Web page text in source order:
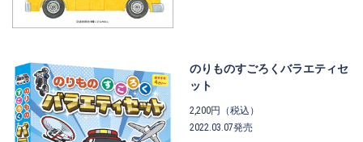
のりものすごろくバラエティセ
ット
2,200円（税込）
2022.03.07発売